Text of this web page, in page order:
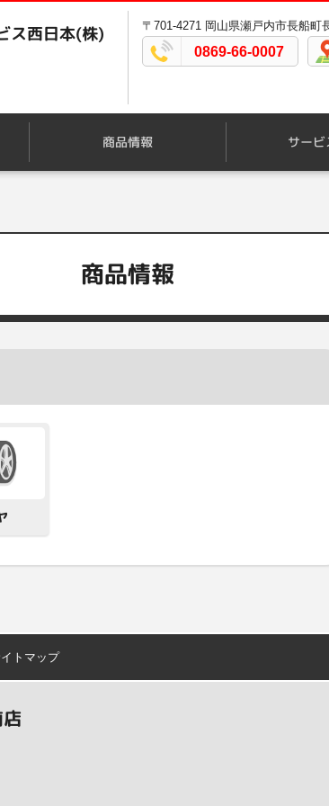
ス西日本(株) 〒701-4271 岡山県瀬戸内市長船町
0869-66-0007
商品情報 サー
商品情報
トマップ